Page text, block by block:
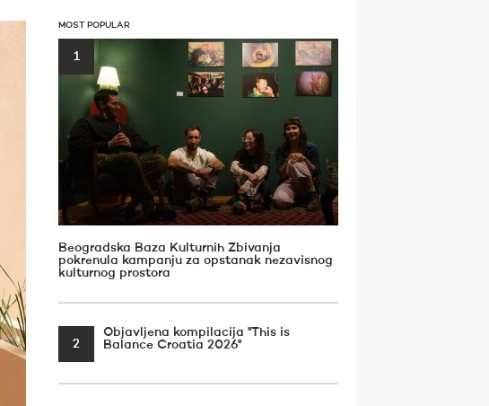
MOST POPULAR
1
Beogradska Baza Kulturnih Zbivanja
pokrenula kampanju za opstanak nezavisnog
kulturnog prostora
2
Objavljena kompilacija ''This is
Balance Croatia 2026''